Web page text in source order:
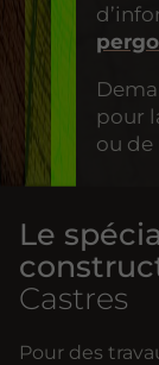
pour
ou de
Le
Castres
Pour des